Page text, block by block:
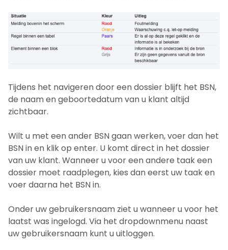
Tijdens het navigeren door een dossier blijft het BSN,
de naam en geboortedatum van u klant altijd
zichtbaar.
Wilt u met een ander BSN gaan werken, voer dan het
BSN in en klik op enter. U komt direct in het dossier
van uw klant. Wanneer u voor een andere taak een
dossier moet raadplegen, kies dan eerst uw taak en
voer daarna het BSN in.
Onder uw gebruikersnaam ziet u wanneer u voor het
laatst was ingelogd. Via het dropdownmenu naast
uw gebruikersnaam kunt u uitloggen.